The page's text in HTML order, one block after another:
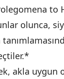
to
olunca,
akla uygun